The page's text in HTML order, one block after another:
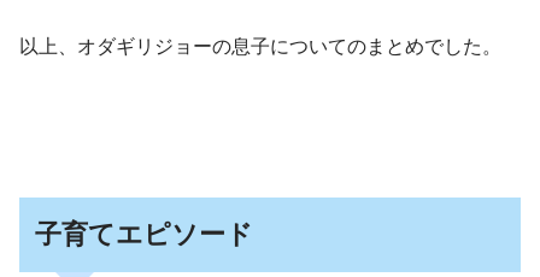
以上、オダギリジョーの息子についてのまとめでした。
子育てエピソード